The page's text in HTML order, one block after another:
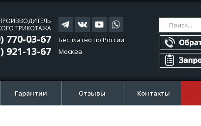
Поиск
ТРИКОТАЖА
770-03-67
921-13-67
Бесплатно по России
Москва
Гарантии Отзывы Контакты